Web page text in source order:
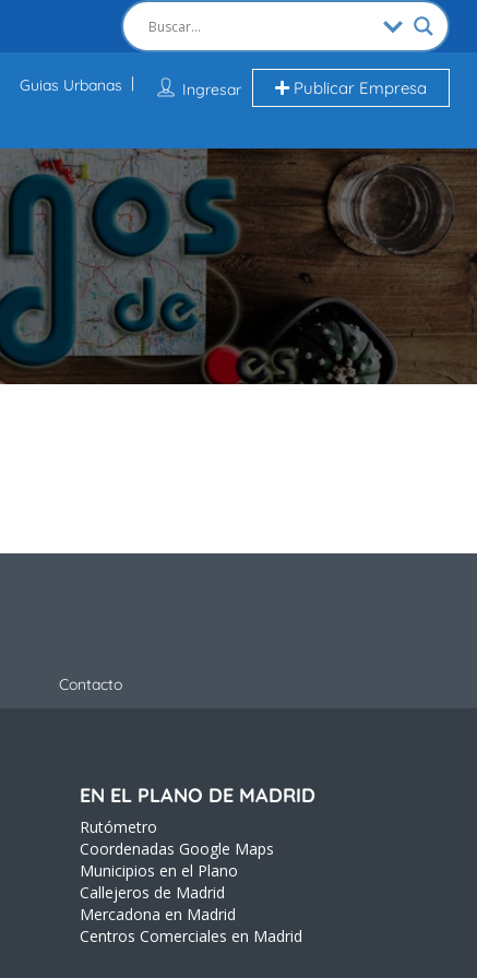
Ingresar Publicar Empresa
Guias Urbanas
Contacto
EN EL PLANO DE MADRID
Rutómetro
Coordenadas Google Maps
Municipios en el Plano
Callejeros de Madrid
Mercadona en Madrid
Centros Comerciales en Madrid